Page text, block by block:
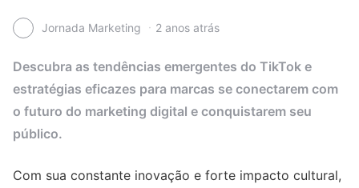
Jornada Marketing 2 anos atrás
Descubra as tendências emergentes do TikTok e
estratégias eficazes para marcas se conectarem com
o futuro do marketing digital e conquistarem seu
público.
Com sua constante inovação e forte impacto cultural,